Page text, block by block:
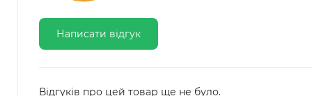
Написати відгук
Відгуків про цей товар ще не було.